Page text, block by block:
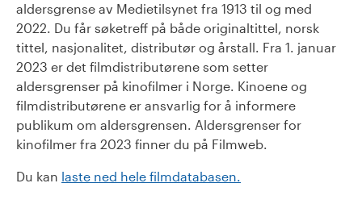
aldersgrense av Medietilsynet fra 1913 til og med
2022. Du får søketreff på både originaltittel, norsk
tittel, nasjonalitet, distributør og årstall. Fra 1. januar
2023 er det filmdistributørene som setter
aldersgrenser på kinofilmer i Norge. Kinoene og
filmdistributørene er ansvarlig for å informere
publikum om aldersgrensen. Aldersgrenser for
kinofilmer fra 2023 finner du på Filmweb.
Du kan laste ned hele filmdatabasen.